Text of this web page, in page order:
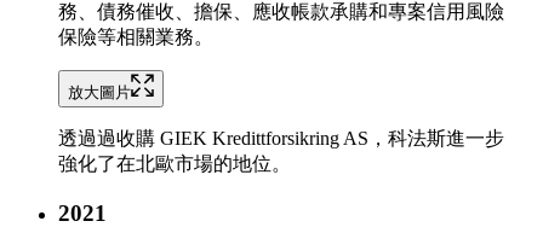
務、債務催收、擔保、應收帳款承購和專案信用風險
保險等相關業務。
放大圖片
透過過收購 GIEK Kredittforsikring AS，科法斯進一步
強化了在北歐市場的 地位。
2021